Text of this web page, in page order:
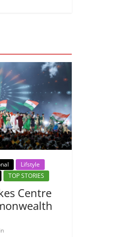
Lifstyle
TOP STORIES
Centre